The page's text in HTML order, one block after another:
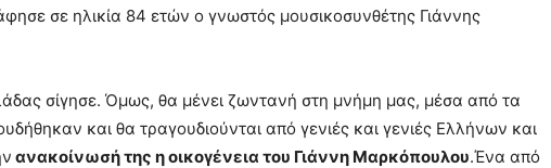
σε ηλικία 84 ετών ο γνωστός μουσικοσυνθέτης Γιάννης
σίγησε. Όμως, θα μένει ζωντανή στη μνήμη μας, μέσα από τα
και θα τραγουδιούνται από γενιές και γενιές Ελλήνων και
ανακοίνωσή της η οικογένεια του Γιάννη Μαρκόπουλου.Ένα από